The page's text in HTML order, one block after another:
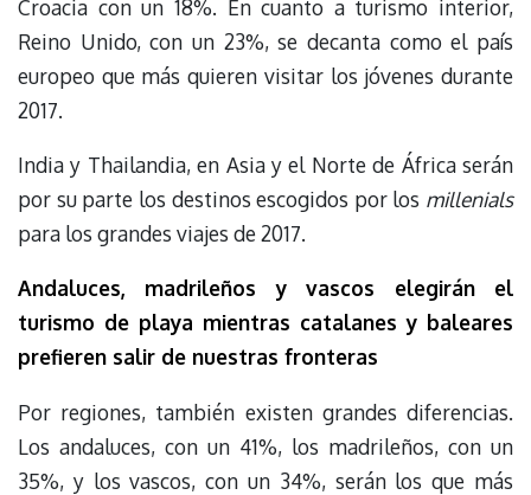
Croacia con un 18%. En cuanto a turismo interior,
Reino Unido, con un 23%, se decanta como el país
europeo que más quieren visitar los jóvenes durante
2017.
India y Thailandia, en Asia y el Norte de África serán
por su parte los destinos escogidos por los millenials
para los grandes viajes de 2017.
Andaluces, madrileños y vascos elegirán el
turismo de playa mientras catalanes y baleares
prefieren salir de nuestras fronteras
Por regiones, también existen grandes diferencias.
Los andaluces, con un 41%, los madrileños, con un
35%, y los vascos, con un 34%, serán los que más